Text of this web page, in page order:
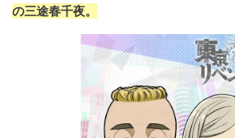
の三途春千夜。